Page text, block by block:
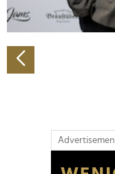
Verwendung
soziale Medien,
Partner führen
weiteren Daten